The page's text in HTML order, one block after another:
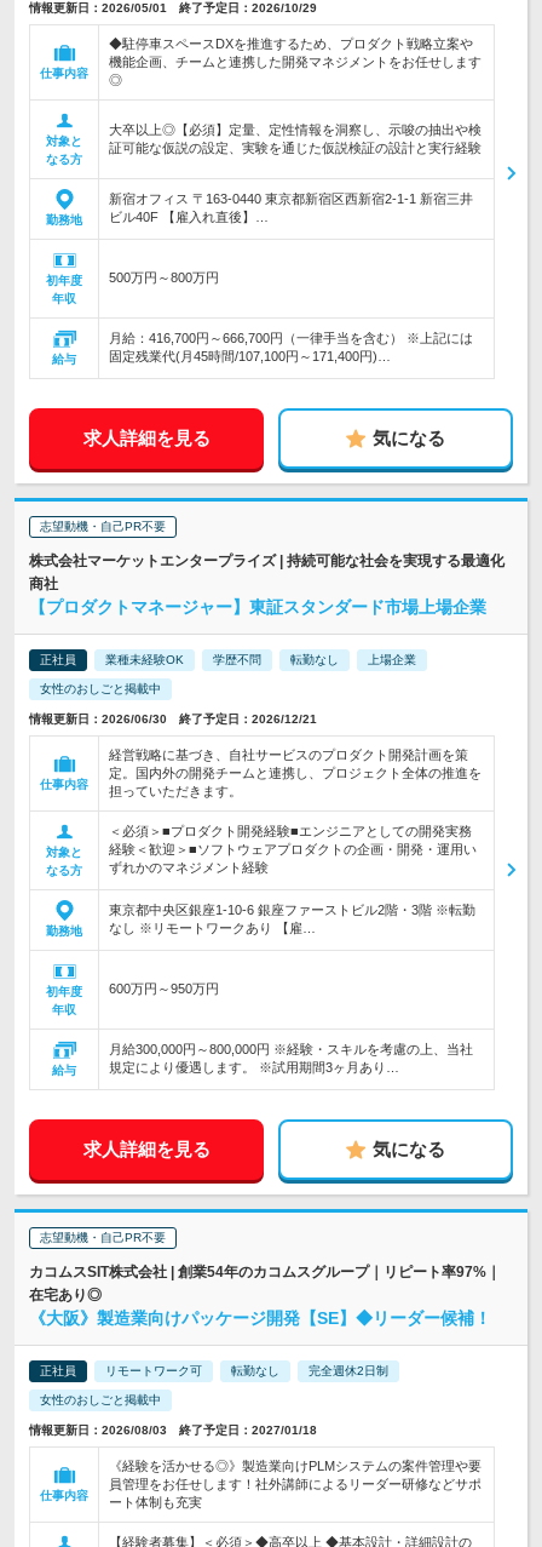
情報更新日：2026/05/01 終了予定日：2026/10/29
仕事内容
◆駐停車スペースDXを推進するため、プロダクト戦略立案や
機能企画、チームと連携した開発マネジメントをお任せします
◎
対象と
なる方
大卒以上◎【必須】定量、定性情報を洞察し、示唆の抽出や検
証可能な仮説の設定、実験を通じた仮説検証の設計と実行経験
勤務地
新宿オフィス 〒163-0440 東京都新宿区西新宿2-1-1 新宿三井
ビル40F 【雇入れ直後】…
初年度
年収
500万円～800万円
給与
月給：416,700円～666,700円（一律手当を含む） ※上記には
固定残業代(月45時間/107,100円～171,400円)…
求人詳細を見る 気になる
志望動機・自己PR不要
株式会社マーケットエンタープライズ | 持続可能な社会を実現する最適化
商社
【プロダクトマネージャー】東証スタンダード市場上場企業
正社員 業種未経験OK 学歴不問 転勤なし 上場企業
女性のおしごと掲載中
情報更新日：2026/06/30 終了予定日：2026/12/21
仕事内容
経営戦略に基づき、自社サービスのプロダクト開発計画を策
定。国内外の開発チームと連携し、プロジェクト全体の推進を
担っていただきます。
対象と
なる方
＜必須＞■プロダクト開発経験■エンジニアとしての開発実務
経験＜歓迎＞■ソフトウェアプロダクトの企画・開発・運用い
ずれかのマネジメント経験
勤務地
東京都中央区銀座1-10-6 銀座ファーストビル2階・3階 ※転勤
なし ※リモートワークあり 【雇…
初年度
年収
600万円～950万円
給与
月給300,000円～800,000円 ※経験・スキルを考慮の上、当社
規定により優遇します。 ※試用期間3ヶ月あり…
求人詳細を見る 気になる
志望動機・自己PR不要
カコムスSIT株式会社 | 創業54年のカコムスグループ｜リピート率97%｜
在宅あり◎
《大阪》製造業向けパッケージ開発【SE】◆リーダー候補！
正社員 リモートワーク可 転勤なし 完全週休2日制
女性のおしごと掲載中
情報更新日：2026/08/03 終了予定日：2027/01/18
仕事内容
《経験を活かせる◎》製造業向けPLMシステムの案件管理や要
員管理をお任せします！社外講師によるリーダー研修などサポ
ート体制も充実
【経験者募集】＜必須＞◆高卒以上 ◆基本設計・詳細設計の